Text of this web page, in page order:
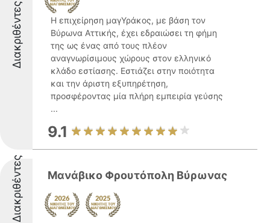
Διακριθέντες
Η επιχείρηση μαγΥράκος, με βάση τον
Βύρωνα Αττικής, έχει εδραιώσει τη φήμη
της ως ένας από τους πλέον
αναγνωρίσιμους χώρους στον ελληνικό
κλάδο εστίασης. Εστιάζει στην ποιότητα
και την άριστη εξυπηρέτηση,
προσφέροντας μία πλήρη εμπειρία γεύσης
...
9.1
Διακριθέντες Μανάβικο Φρουτόπολη Βύρωνας